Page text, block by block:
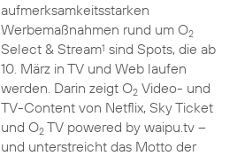
aufmerksamkeitsstarken
Werbemaßnahmen rund um O2
Select & Stream1 sind Spots, die ab
10. März in TV und Web laufen
werden. Darin zeigt O2Video- und
TV-Content von Netflix, Sky Ticket
und O2TV powered by waipu.tv –
und unterstreicht das Motto der